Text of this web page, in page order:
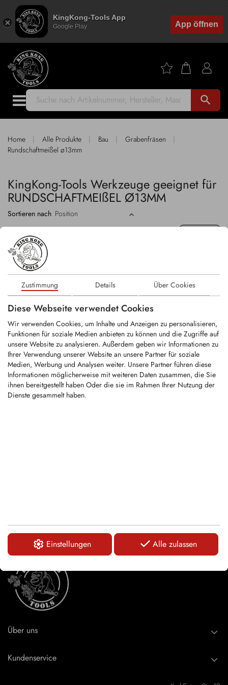
KingKong-Tools App
Google Play App öffnen
Zustimmung Details Über Cookies
Diese Webseite verwendet Cookies
Wir verwenden Cookies, um Inhalte und Anzeigen zu personalisieren,
Funktionen für soziale Medien anbieten zu können und die Zugriffe auf
unsere Website zu analysieren. Außerdem geben wir Informationen zu
Ihrer Verwendung unserer Website an unsere Partner für soziale
Medien, Werbung und Analysen weiter. Unsere Partner führen diese
Informationen möglicherweise mit weiteren Daten zusammen, die Sie
ihnen bereitgestellt haben Oder die sie im Rahmen Ihrer Nutzung der
Dienste gesammelt haben.
Einstellungen Alle zulassen
search
Home | Alle Produkte | Bau | Grabenfräsen |
Rundschaftmeißel ø13mm
KingKong-Tools Werkzeuge geeignet für
RUNDSCHAFTMEIßEL Ø13MM
Sortieren nach
Rundschaftmeißel
Schaft Ø: 13mm
Hartmetall Ø: 8mm
Gesamtlänge:...
LOGIN
KHR004
Über uns
Kundenservice